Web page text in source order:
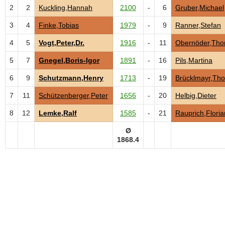
2 2 Kuckling,Hannah 2100 - 6 Gruber,Michael
3 4 Finke,Tobias 1979 - 9 Ranner,Stefan
4 5 Vogt,Peter,Dr. 1916 - 11
5 7 Gnegel,Boris-Igor 1891 - 16 Pils,Martina
6 9 Schutzmann,Henry 1713 - 19
7 11 Schützenberger,Peter 1656 - 20 Helbig,Dieter
8 12 Lemke,Ralf 1585 - 21
Ø
1868.4